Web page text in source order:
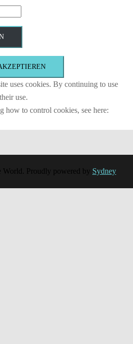
uses cookies. By continuing to use
use.
how to control cookies, see here:
World. Proudly powered by Sydney